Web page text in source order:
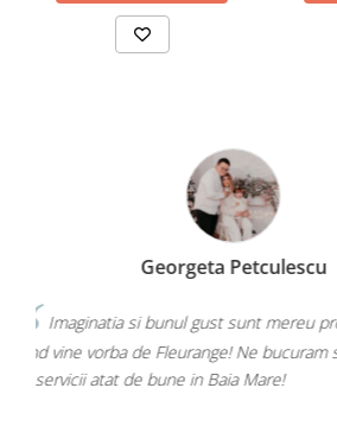
atunci
avem parte
Diana
O florărie de top în
frumoase, buchete
recomand cu toată